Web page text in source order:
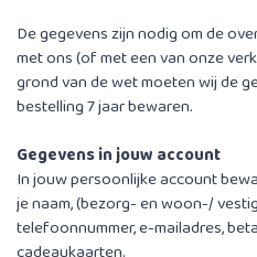
De gegevens zijn nodig om de
met ons (of met een van onze
grond van de wet moeten wij de
bestelling 7 jaar bewaren.
Gegevens in jouw account
In jouw persoonlijke account
je naam, (bezorg- en woon-/
telefoonnummer, e-mailadres,